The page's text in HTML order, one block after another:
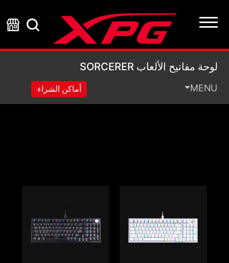
لوحة مفاتيح الألعاب SORCERER
لوحة مفاتيح الألعاب SORCERER
MENU أماكن الشراء